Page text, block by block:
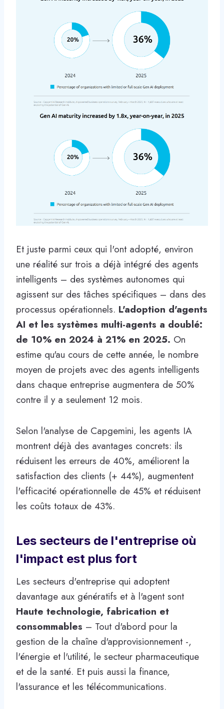
Et juste parmi ceux qui l'ont adopté, environ
une réalité sur trois a déjà intégré des agents
intelligents – des systèmes autonomes qui
agissent sur des tâches spécifiques – dans des
processus opérationnels. L'adoption d'agents
AI et les systèmes multi-agents a doublé:
de 10% en 2024 à 21% en 2025. On
estime qu'au cours de cette année, le nombre
moyen de projets avec des agents intelligents
dans chaque entreprise augmentera de 50%
contre il y a seulement 12 mois.
Selon l'analyse de Capgemini, les agents IA
montrent déjà des avantages concrets: ils
réduisent les erreurs de 40%, améliorent la
satisfaction des clients (+ 44%), augmentent
l'efficacité opérationnelle de 45% et réduisent
les coûts totaux de 43%.
Les secteurs de l'entreprise où
l'impact est plus fort
Les secteurs d'entreprise qui adoptent
davantage aux génératifs et à l'agent sont
Haute technologie, fabrication et
consommables – Tout d'abord pour la
gestion de la chaîne d'approvisionnement -,
l'énergie et l'utilité, le secteur pharmaceutique
et de la santé. Et puis aussi la finance,
l'assurance et les télécommunications.